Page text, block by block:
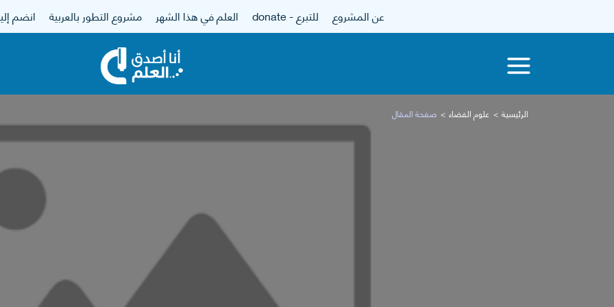
عن المشروع للتبرع - donate العلم في هذا الشهر مشروع التطور بالعربية انضم
الرئيسية علوم الفضاء صفحة المقال